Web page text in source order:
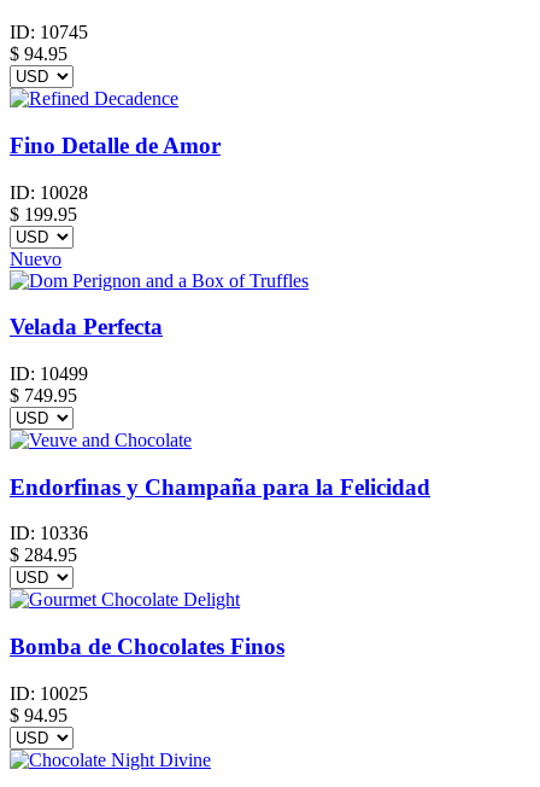
ID: 10745
$ 94.95
Fino Detalle de Amor
ID: 10028
$ 199.95
Nuevo
Velada Perfecta
ID: 10499
$ 749.95
Endorfinas y Champaña para la Felicidad
ID: 10336
$ 284.95
Bomba de Chocolates Finos
ID: 10025
$ 94.95